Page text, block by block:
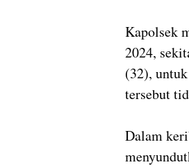
Kapolsek
2024,
(32),
tersebut
Dalam